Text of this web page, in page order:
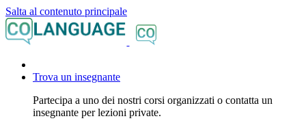
Salta al contenuto principale
Trova un insegnante
Partecipa a uno dei nostri corsi organizzati o contatta un
insegnante per lezioni private.